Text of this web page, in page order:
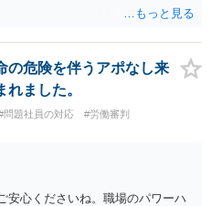
の危険を伴うアポなし来
ました。
問題社員の対応 #労働審判
安心くださいね。職場のパワーハ